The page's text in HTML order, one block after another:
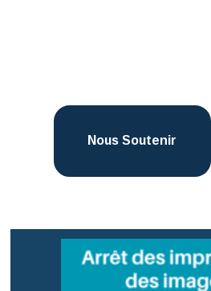
Nous Soutenir